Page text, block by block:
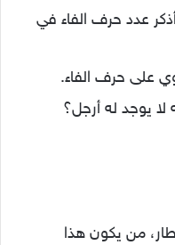
عدد حرف الفاء في
على حرف الفاء.
يوجد له أرجل؟
طار، من يكون هذا